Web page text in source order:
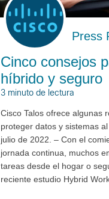
Press
Cinco consejos
híbrido y seguro
3 minuto de lectura
Cisco Talos ofrece algunas
proteger datos y sistemas
julio de 2022. – Con el
jornada continua, muchos
tareas desde el hogar o
reciente estudio Hybrid